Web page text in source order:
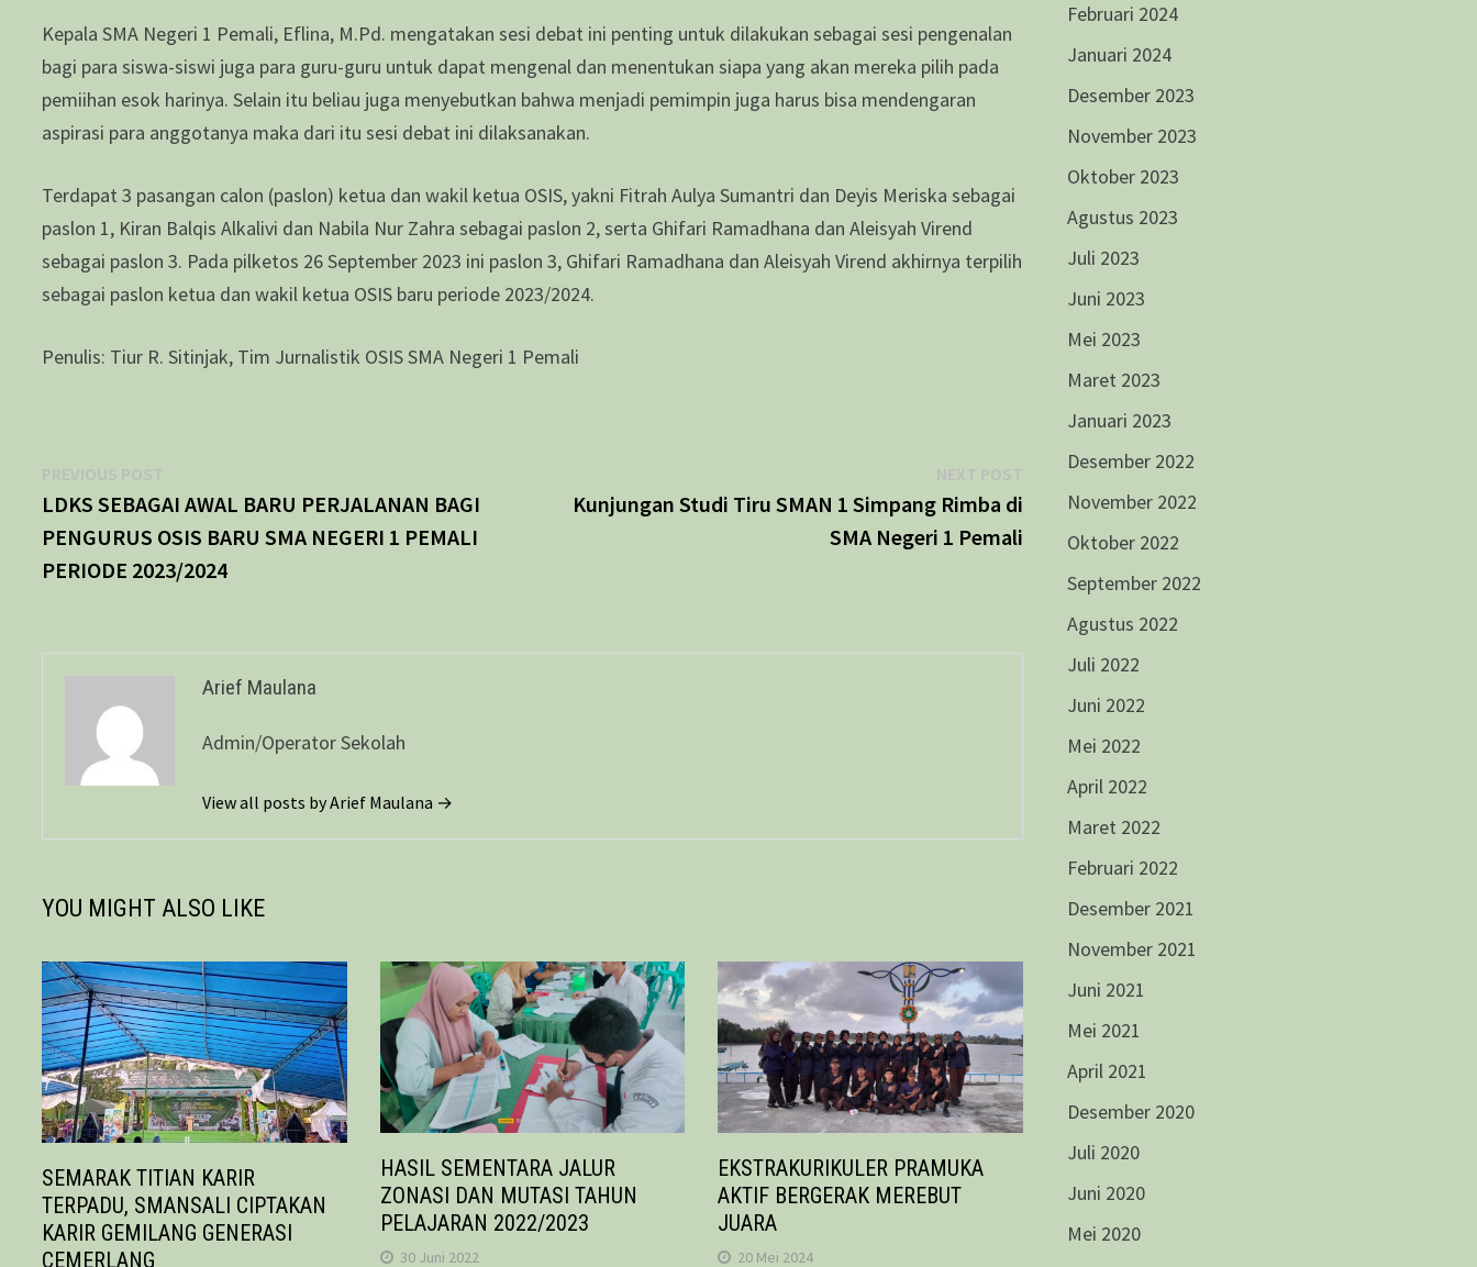
Kepala SMA Negeri 1 Pemali, Eflina, M.Pd. mengatakan sesi debat ini penting untuk dilakukan sebagai sesi pengenalan
bagi para siswa-siswi juga para guru-guru untuk dapat mengenal dan menentukan siapa yang akan mereka pilih pada
pemiihan esok harinya. Selain itu beliau juga menyebutkan bahwa menjadi pemimpin juga harus bisa mendengaran
aspirasi para anggotanya maka dari itu sesi debat ini dilaksanakan.
Terdapat 3 pasangan calon (paslon) ketua dan wakil ketua OSIS, yakni Fitrah Aulya Sumantri dan Deyis Meriska sebagai
paslon 1, Kiran Balqis Alkalivi dan Nabila Nur Zahra sebagai paslon 2, serta Ghifari Ramadhana dan Aleisyah Virend
sebagai paslon 3. Pada pilketos 26 September 2023 ini paslon 3, Ghifari Ramadhana dan Aleisyah Virend akhirnya terpilih
sebagai paslon ketua dan wakil ketua OSIS baru periode 2023/2024.
Penulis: Tiur R. Sitinjak, Tim Jurnalistik OSIS SMA Negeri 1 Pemali
Navigasi
pos
PREVIOUS POST
post:
LDKS SEBAGAI AWAL BARU PERJALANAN BAGI
PENGURUS OSIS BARU SMA NEGERI 1 PEMALI
PERIODE 2023/2024
NEXT POSTNext
post:
Kunjungan Studi Tiru SMAN 1 Simpang Rimba di
SMA Negeri 1 Pemali
Arief Maulana
Admin/Operator Sekolah
View all posts by Arief Maulana →
YOU MIGHT ALSO LIKE
SEMARAK TITIAN KARIR
TERPADU, SMANSALI CIPTAKAN
KARIR GEMILANG GENERASI
CEMERLANG
HASIL SEMENTARA JALUR
ZONASI DAN MUTASI TAHUN
PELAJARAN 2022/2023
30 Juni 2022
EKSTRAKURIKULER PRAMUKA
AKTIF BERGERAK MEREBUT
JUARA
20 Mei 2024
Februari 2024
Januari 2024
Desember 2023
November 2023
Oktober 2023
Agustus 2023
Juli 2023
Juni 2023
Mei 2023
Maret 2023
Januari 2023
Desember 2022
November 2022
Oktober 2022
September 2022
Agustus 2022
Juli 2022
Juni 2022
Mei 2022
April 2022
Maret 2022
Februari 2022
Desember 2021
November 2021
Juni 2021
Mei 2021
April 2021
Desember 2020
Juli 2020
Juni 2020
Mei 2020